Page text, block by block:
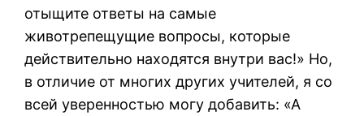
отыщите ответы на самые
животрепещущие вопросы, которые
действительно находятся внутри вас!» Но,
в отличие от многих других учителей, я со
всей уверенностью могу добавить: «А